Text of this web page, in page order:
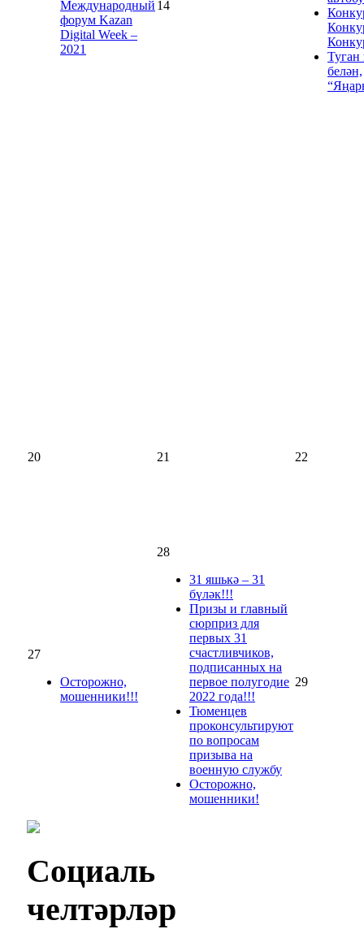
Международный
форум Kazan
Digital Week –
2021
14
Туган
белән,
20 21 22
27
Осторожно,
мошенники!!!
28
31 яшькә – 31
бүләк!!!
Призы и главный
сюрприз для
первых 31
счастливчиков,
подписанных на
первое полугодие
2022 года!!!
Тюменцев
проконсультируют
по вопросам
призыва на
военную службу
Осторожно,
мошенники!
29
Социаль
челтәрләр